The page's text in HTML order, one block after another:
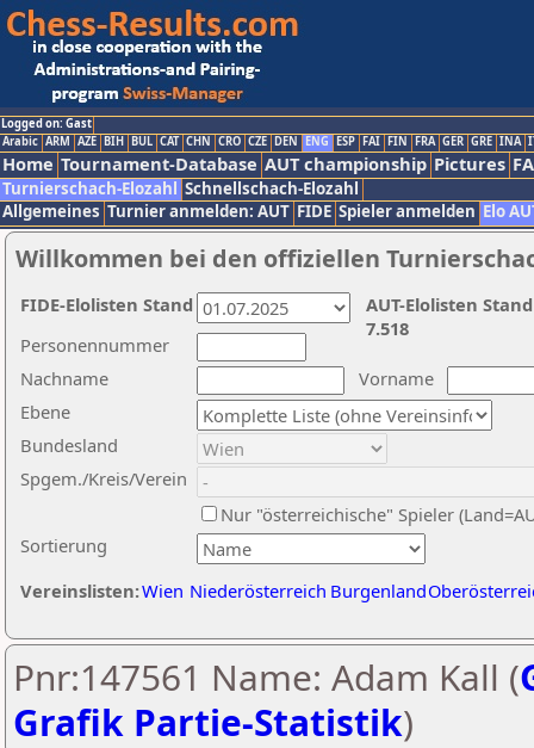
Logged on: Gast
Arabic ARM AZE BIH BUL CAT CHN CRO CZE DEN ENG ESP FAI FIN FRA GER GRE INA
Home Tournament-Database AUT championship Pictures
Turnierschach-Elozahl Schnellschach-Elozahl
Allgemeines Turnier anmelden: AUT FIDE Spieler anmelden Elo
Willkommen bei den offiziellen
Nachname
Vorname
Ebene
Sortierung
Personennummer
Bundesland
Spgem./Kreis/Verein
Nur "österreichische" Spieler
Vereinslisten:Wien Niederösterreich Burgenland
AUT-Elolisten
7.518
FIDE-Elolisten Stand
Pnr:147561 Name: Adam Kall (
Grafik Partie-Statistik)